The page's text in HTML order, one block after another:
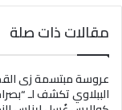
قصة نجاح
نموذج للشاب
مقالات ذات صلة
عروسة مبتسمة زى
الببلاوي تكشف لـ